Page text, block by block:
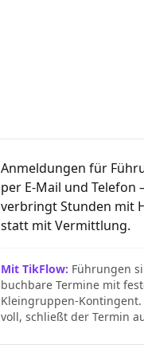
Anmeldungen für
per E-Mail und Telefon
verbringt Stunden mit
statt mit Vermittlung.
Mit TikFlow: Führungen
buchbare Termine mit
Kleingruppen-
voll, schließt der Termin